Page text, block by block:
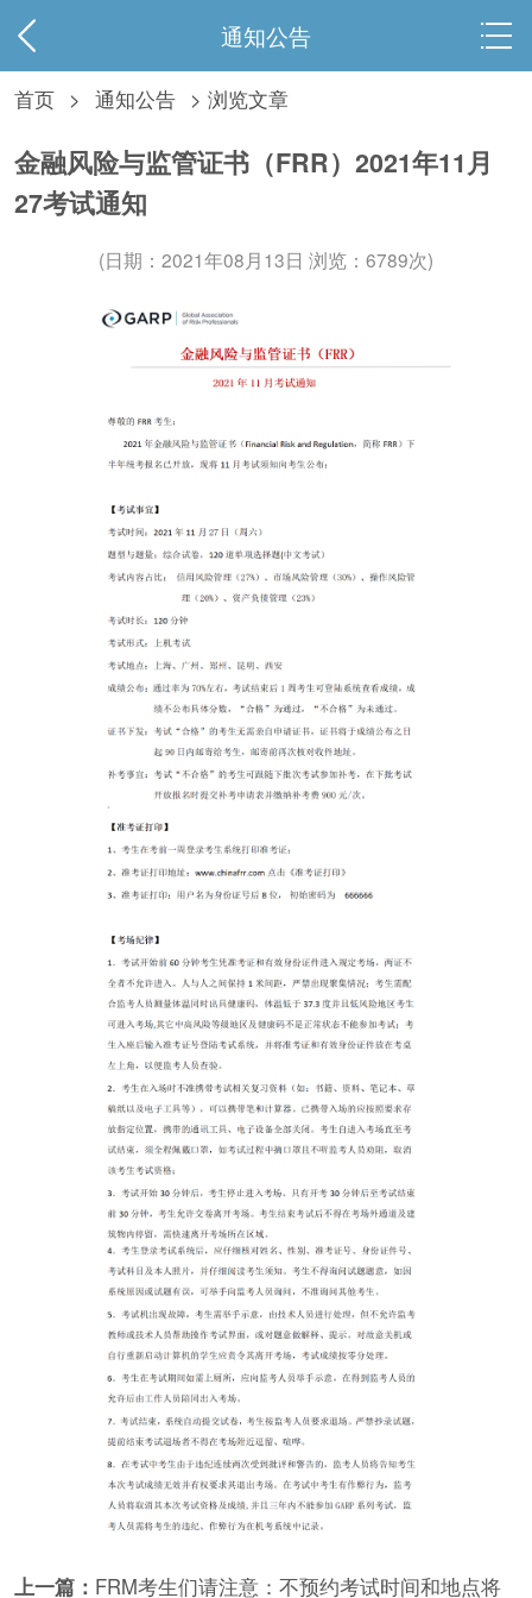
通知公告
首页 > 通知公告 > 浏览文章
金融风险与监管证书（FRR）2021年11月
27考试通知
(日期：2021年08月13日 浏览： 6789次)
上一篇： FRM考生们请注意：不预约考试时间和地点将